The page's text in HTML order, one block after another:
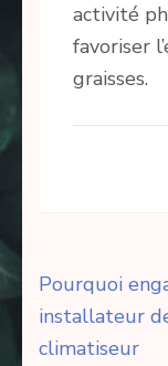
activité
favoriser
graisses.
de
l’article
Pourquoi
installateur
climatiseur